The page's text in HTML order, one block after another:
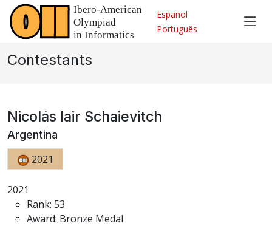
Español
Português
Contestants
Nicolás Iair Schaievitch
Argentina
2021
2021
Rank: 53
Award: Bronze Medal